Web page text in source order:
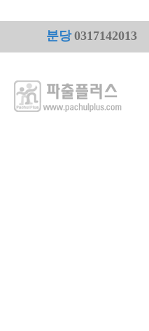
분당0317142013